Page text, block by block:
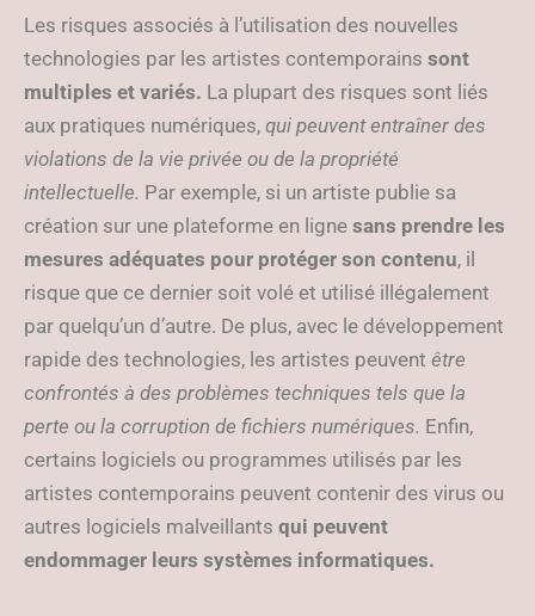
Les risques associés à l’utilisation des nouvelles
technologies par les artistes contemporains sont
multiples et variés. La plupart des risques sont liés
aux pratiques numériques, qui peuvent entraîner des
violations de la vie privée ou de la propriété
intellectuelle. Par exemple, si un artiste publie sa
création sur une plateforme en ligne sans prendre les
mesures adéquates pour protéger son contenu, il
risque que ce dernier soit volé et utilisé illégalement
par quelqu’un d’autre. De plus, avec le développement
rapide des technologies, les artistes peuvent être
confrontés à des problèmes techniques tels que la
perte ou la corruption de fichiers numériques. Enfin,
certains logiciels ou programmes utilisés par les
artistes contemporains peuvent contenir des virus ou
autres logiciels malveillants qui peuvent
endommager leurs systèmes informatiques.